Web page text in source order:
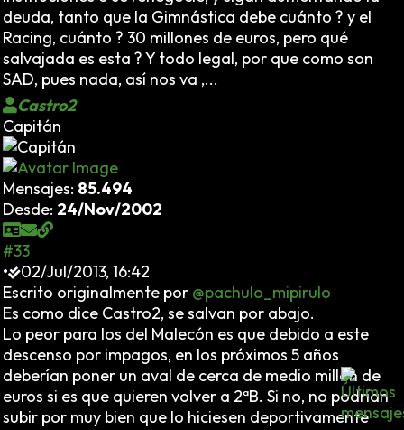
deuda, tanto que la Gimnástica debe cuánto ? y el
Racing, cuánto ? 30 millones de euros, pero qué
salvajada es esta ? Y todo legal, por que como son
SAD, pues nada, así nos va ,...
Castro2
Capitán
Mensajes: 85.494
Desde: 24/Nov/2002
#33
•
02/Jul/2013, 16:42
Escrito originalmente por @pachulo_mipirulo
Es como dice Castro2, se salvan por abajo.
Lo peor para los del Malecón es que debido a este
descenso por impagos, en los próximos 5 años
deberían poner un aval de cerca de medio millón de
euros si es que quieren volver a 2ªB. Si no, no podrían
subir por muy bien que lo hiciesen deportivamente